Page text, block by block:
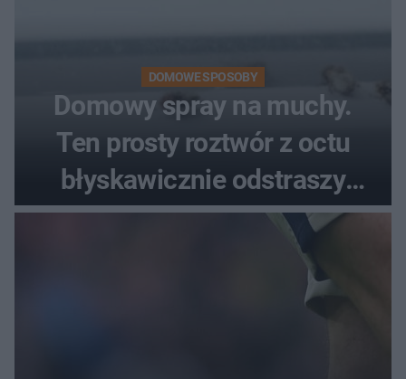
DOMOWE SPOSOBY
Domowy spray na muchy.
Ten prosty roztwór z octu
błyskawicznie odstraszy
uciążliwe owady